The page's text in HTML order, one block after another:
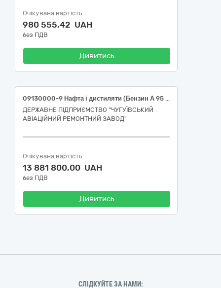
Очікувана вартість
980 555,42 UAH
без ПДВ
Дивитись
09130000-9 Нафта і дистиляти (Бензин А 95 (Євро 5) та Дизельне пальне (Євро 5))
ДЕРЖАВНЕ ПІДПРИЄМСТВО "ЧУГУЇВСЬКИЙ
АВІАЦІЙНИЙ РЕМОНТНИЙ ЗАВОД"
Очікувана вартість
13 881 800,00 UAH
без ПДВ
Дивитись
СЛІДКУЙТЕ ЗА НАМИ: